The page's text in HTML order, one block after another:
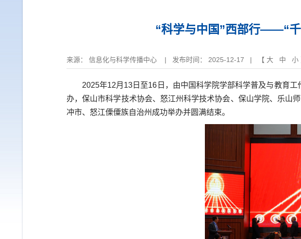
“科学与中国”西部行——“千
来源： 信息化与科学传播中心 | 发布时间： 2025-12-17 | 【 大 中 小
2025年12月 13 日至16 日，由中国科学院学部科学普及与教育
办，保山市科学技术协会、怒江州科学技术协会、保山学院、乐山
冲市、怒江傈僳族自治州成功举办并圆满结束。